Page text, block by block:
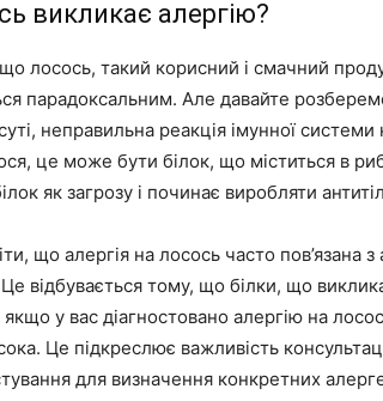
викликає алергію?
лосось, такий корисний і смачний
парадоксальним. Але давайте
неправильна реакція імунної
це може бути білок, що міститься в
як загрозу і починає виробляти
що алергія на лосось часто пов’язана
відбувається тому, що білки, що
у вас діагностовано алергію на
Це підкреслює важливість
для визначення конкретних